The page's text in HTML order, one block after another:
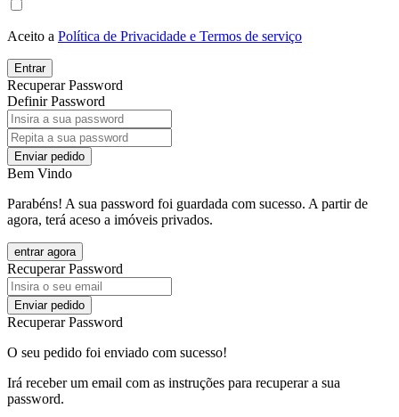
Aceito a Política de Privacidade e Termos de serviço
Entrar
Recuperar Password
Definir Password
Enviar pedido
Bem Vindo
Parabéns! A sua password foi guardada com sucesso. A partir de
agora, terá aceso a imóveis privados.
entrar agora
Recuperar Password
Enviar pedido
Recuperar Password
O seu pedido foi enviado com sucesso!
Irá receber um email com as instruções para recuperar a sua
password.